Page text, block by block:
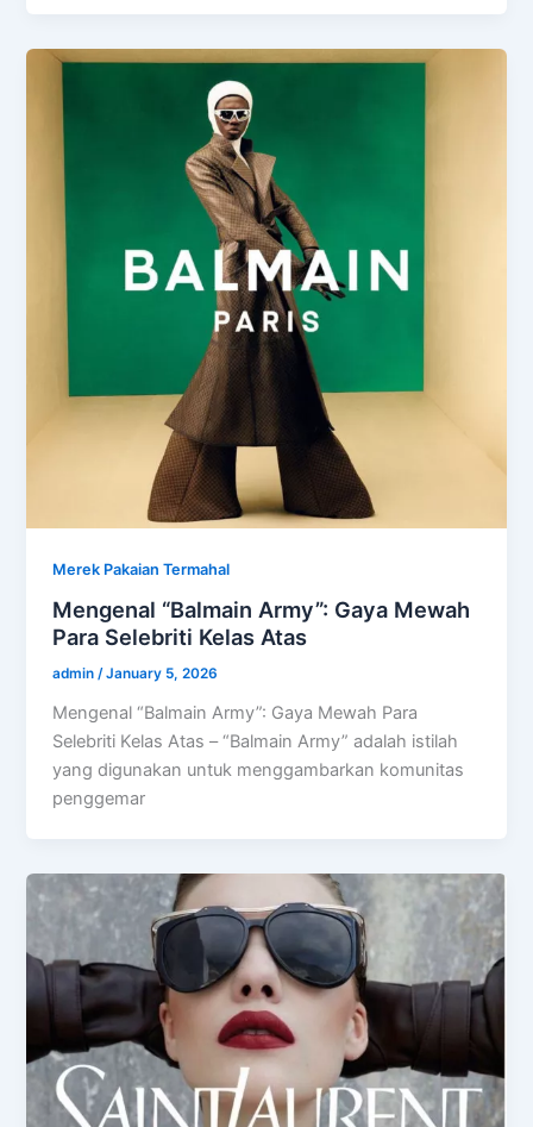
Merek Pakaian Termahal
Mengenal “Balmain Army”: Gaya Mewah
Para Selebriti Kelas Atas
admin/January 5, 2026
Mengenal “Balmain Army”: Gaya Mewah Para
Selebriti Kelas Atas – “Balmain Army” adalah istilah
yang digunakan untuk menggambarkan komunitas
penggemar